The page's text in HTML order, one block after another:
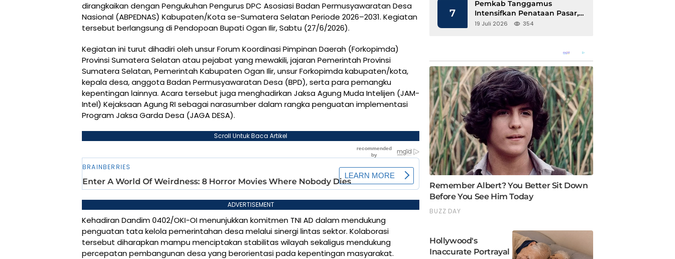
dirangkaikan dengan Pengukuhan Pengurus DPC Asosiasi Badan Permusyawaratan Desa
Nasional (ABPEDNAS) Kabupaten/Kota se-Sumatera Selatan Periode 2026–2031. Kegiatan
tersebut berlangsung di Pendopoan Bupati Ogan Ilir, Sabtu (27/6/2026).
Kegiatan ini turut dihadiri oleh unsur Forum Koordinasi Pimpinan Daerah (Forkopimda)
Provinsi Sumatera Selatan atau pejabat yang mewakili, jajaran Pemerintah Provinsi
Sumatera Selatan, Pemerintah Kabupaten Ogan Ilir, unsur Forkopimda kabupaten/kota,
kepala desa, anggota Badan Permusyawaratan Desa (BPD), serta para pemangku
kepentingan lainnya. Acara tersebut juga menghadirkan Jaksa Agung Muda Intelijen (JAM-
Intel) Kejaksaan Agung RI sebagai narasumber dalam rangka penguatan implementasi
Program Jaksa Garda Desa (JAGA DESA).
Scroll Untuk Baca Artikel
ADVERTISEMENT
Kehadiran Dandim 0402/OKI-OI menunjukkan komitmen TNI AD dalam mendukung
penguatan tata kelola pemerintahan desa melalui sinergi lintas sektor. Kolaborasi
tersebut diharapkan mampu menciptakan stabilitas wilayah sekaligus mendukung
percepatan pembangunan desa yang berorientasi pada kepentingan masyarakat.
7
Pemkab Tanggamus
Intensifkan Penataan Pasar,
Pedagang Diajak Tempati
19 Juli 2026 354